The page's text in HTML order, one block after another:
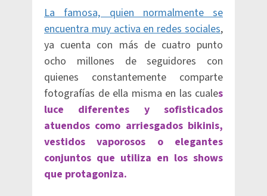
La famosa, quien normalmente se
encuentra muy activa en redes sociales,
ya cuenta con más de cuatro punto
ocho millones de seguidores con
quienes constantemente comparte
fotografías de ella misma en las cuales
luce diferentes y sofisticados
atuendos como arriesgados bikinis,
vestidos vaporosos o elegantes
conjuntos que utiliza en los shows
que protagoniza.